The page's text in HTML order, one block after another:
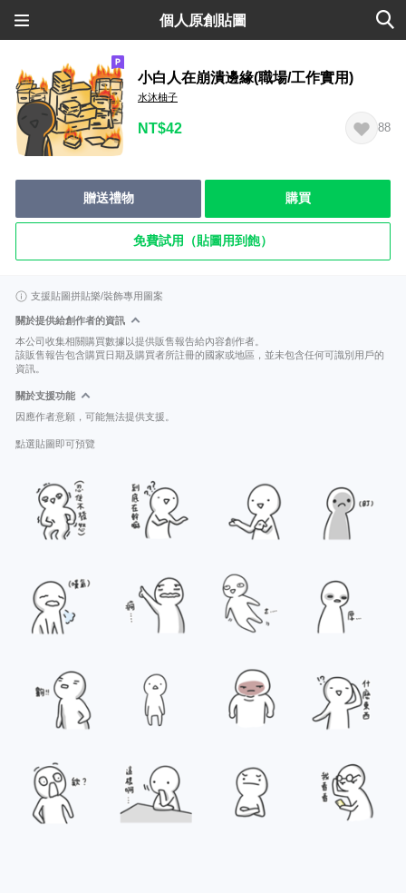
個人原創貼圖
小白人在崩潰邊緣(職場/工作實用)
水沐柚子
NT$42 88
贈送禮物 購買
免費試用（貼圖用到飽）
支援貼圖拼貼樂/裝飾專用圖案
關於提供給創作者的資訊
本公司收集相關購買數據以提供販售報告給內容創作者。
該販售報告包含購買日期及購買者所註冊的國家或地區，並未包含任何可識別用戶的
資訊。
關於支援功能
因應作者意願，可能無法提供支援。
點選貼圖即可預覽